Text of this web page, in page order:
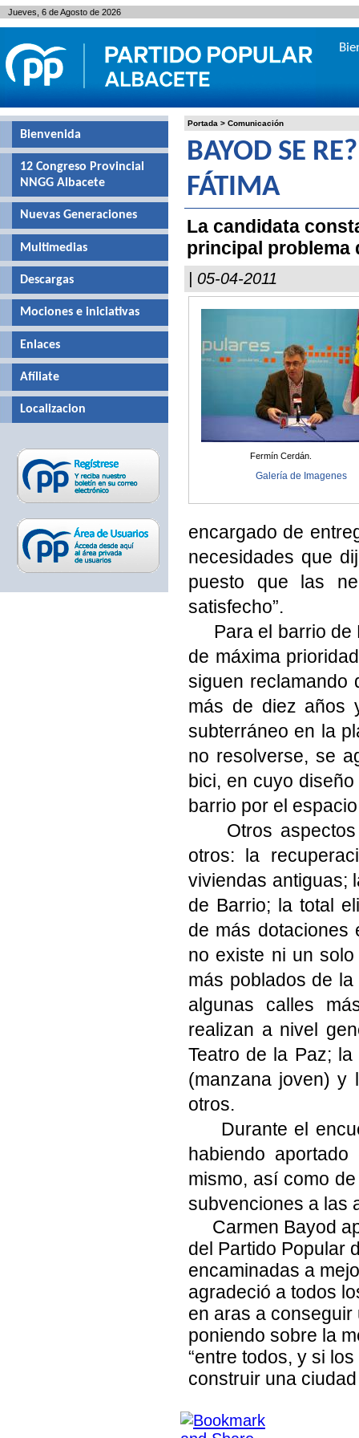
Portada > Comunicación
BAYOD SE
FÁTIMA
La candidata
principal problema
| 05-04-2011
Fermín Cerdán.
Galería de Imagenes
encargado de
necesidades que
puesto que las
satisfecho”.
Para el barrio
de máxima
siguen reclamando
más de diez años
subterráneo en la
no resolverse, se
bici, en cuyo
barrio por el
Otros
otros: la
viviendas antiguas;
de Barrio; la total
de más dotaciones
no existe ni un
más poblados de
algunas calles
realizan a nivel
Teatro de la Paz;
(manzana joven) y
otros.
Durante el
habiendo
mismo, así como
subvenciones a las
Carmen Bayod
del Partido Popular
encaminadas a
agradeció a todos
en aras a
poniendo sobre la
“entre todos, y si
construir una ciudad
Bienvenida
12 Congreso Provincial
NNGG Albacete
Nuevas Generaciones
Multimedias
Descargas
Mociones e iniciativas
Enlaces
Afíliate
Localizacion
Jueves, 6 de Agosto de 2026